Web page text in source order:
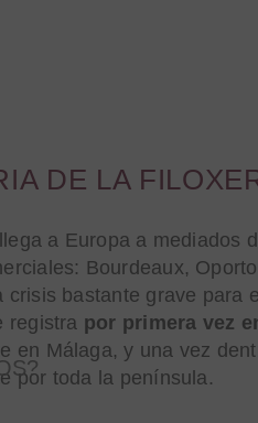
DE LA
llega a Europa a mediados
Bourdeaux,
crisis bastante grave para
registra por primera vez
en Málaga, y una vez
por toda la península.